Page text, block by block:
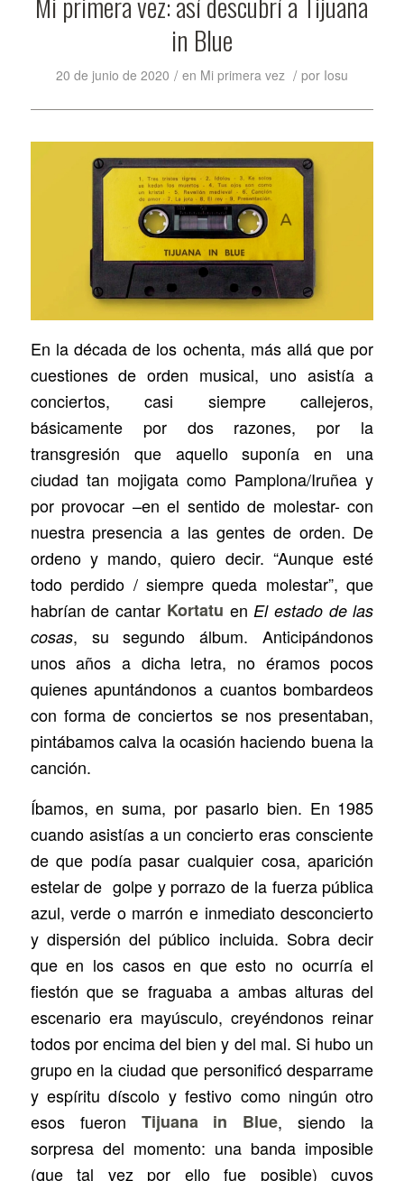
in Blue
20 de junio de 2020 / en Mi primera vez / por Iosu
En la década de los ochenta, más allá que por
cuestiones de orden musical, uno asistía a
conciertos, casi siempre callejeros,
básicamente por dos razones, por la
transgresión que aquello suponía en una
ciudad tan mojigata como Pamplona/Iruñea y
por provocar –en el sentido de molestar- con
nuestra presencia a las gentes de orden. De
ordeno y mando, quiero decir. “Aunque esté
todo perdido / siempre queda molestar”, que
habrían de cantar Kortatu enEl estado de las
cosas, su segundo álbum. Anticipándonos
unos años a dicha letra, no éramos pocos
quienes apuntándonos a cuantos bombardeos
con forma de conciertos se nos presentaban,
pintábamos calva la ocasión haciendo buena la
canción.
Íbamos, en suma, por pasarlo bien. En 1985
cuando asistías a un concierto eras consciente
de que podía pasar cualquier cosa, aparición
estelar de golpe y porrazo de la fuerza pública
azul, verde o marrón e inmediato desconcierto
y dispersión del público incluida. Sobra decir
que en los casos en que esto no ocurría el
fiestón que se fraguaba a ambas alturas del
escenario era mayúsculo, creyéndonos reinar
todos por encima del bien y del mal. Si hubo un
grupo en la ciudad que personificó desparrame
y espíritu díscolo y festivo como ningún otro
esos fueron Tijuana in Blue, siendo la
sorpresa del momento: una banda imposible
(que tal vez por ello fue posible) cuyos